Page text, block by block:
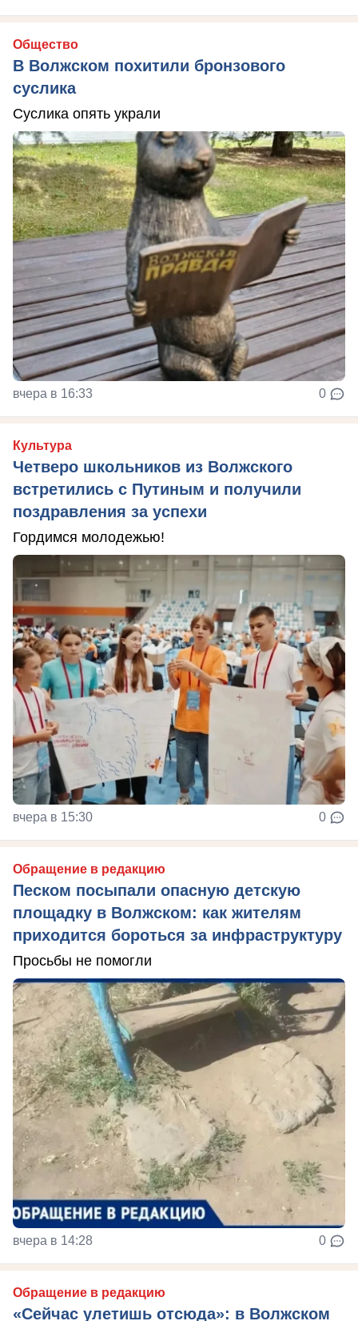
Общество
В Волжском похитили бронзового
суслика
Суслика опять украли
вчера в 16:33 0
Культура
Четверо школьников из Волжского
встретились с Путиным и получили
поздравления за успехи
Гордимся молодежью!
вчера в 15:30 0
Обращение в редакцию
Песком посыпали опасную детскую
площадку в Волжском: как жителям
приходится бороться за инфраструктуру
Просьбы не помогли
вчера в 14:28 0
Обращение в редакцию
«Сейчас улетишь отсюда»: в Волжском